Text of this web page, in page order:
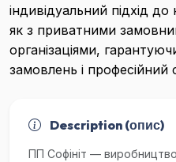
індивідуальний підхід
як з приватними
організаціями,
замовлень і професійний
Description (опис)
ПП Софінiт —